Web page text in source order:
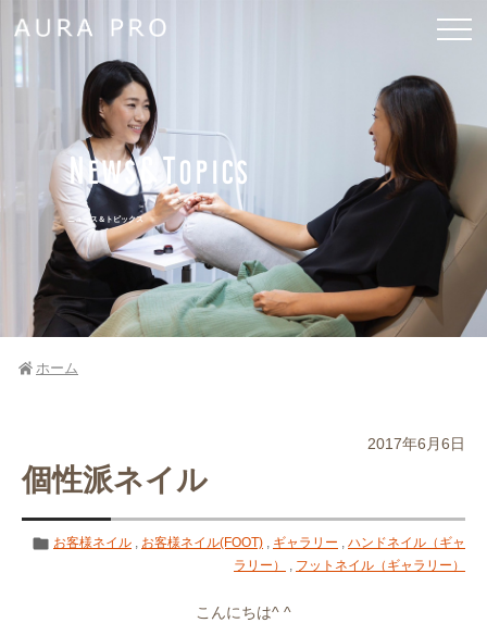
News&Topics
ニュース＆トピックス
ホーム
2017年6月6日
個性派ネイル
お客様ネイル お客様ネイル(FOOT) ギャラリー
ハンドネイル（ギャ
ラリー）
フットネイル（ギャラリー）
こんにちは^ ^